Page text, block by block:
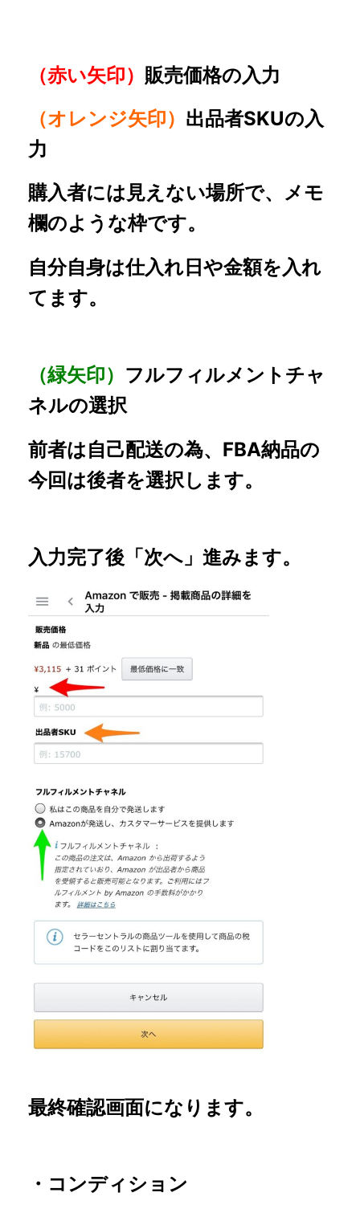
（赤い矢印） 販売価格の入力
（オレンジ矢印） 出品者SKUの入
力
購入者には見えない場所で、メモ
欄のような枠です。
自分自身は仕入れ日や金額を入れ
てます。
（緑矢印） フルフィルメントチャ
ネルの選択
前者は自己配送の為、FBA納品の
今回は後者を選択します。
入力完了後「次へ」進みます。
最終確認画面になります。
・コンディション